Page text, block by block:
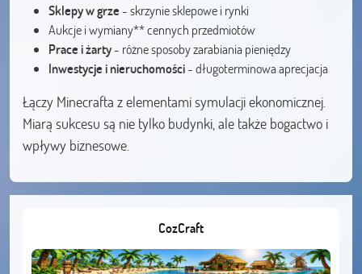
Sklepy w grze - skrzynie sklepowe i rynki
Aukcje i wymiany** cennych przedmiotów
Prace i żarty- różne sposoby zarabiania pieniędzy
Inwestycje i nieruchomości- długoterminowa aprecjacja
Łączy Minecrafta z elementami symulacji ekonomicznej.
Miarą sukcesu są nie tylko budynki, ale także bogactwo i
wpływy biznesowe.
CozCraft